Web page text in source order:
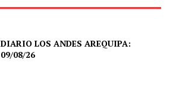
DIARIO LOS ANDES AREQUIPA:
09/08/26